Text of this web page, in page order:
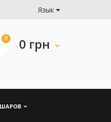
Язык
0 0 грн